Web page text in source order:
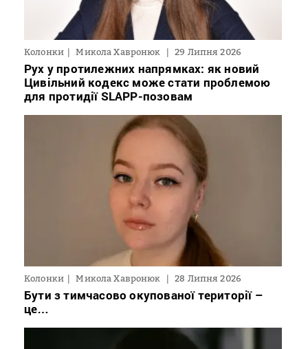
Колонки Микола Хавронюк 29 Липня 2026
Рух у протилежних напрямках: як новий
Цивільний кодекс може стати проблемою
для протидії SLAPP-позовам
Колонки Микола Хавронюк 28 Липня 2026
Бути з тимчасово окупованої території –
це…